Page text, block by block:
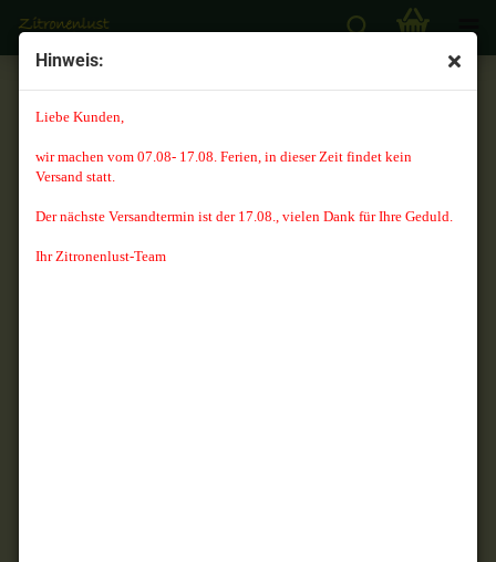
Hinweis:
Liebe Kunden,
wir machen vom 07.08- 17.08. Ferien, in dieser Zeit findet kein
Versand statt.
Der nächste Versandtermin ist der 17.08., vielen Dank für Ihre Geduld.
Ihr Zitronenlust-Team
Zitruspflanzen